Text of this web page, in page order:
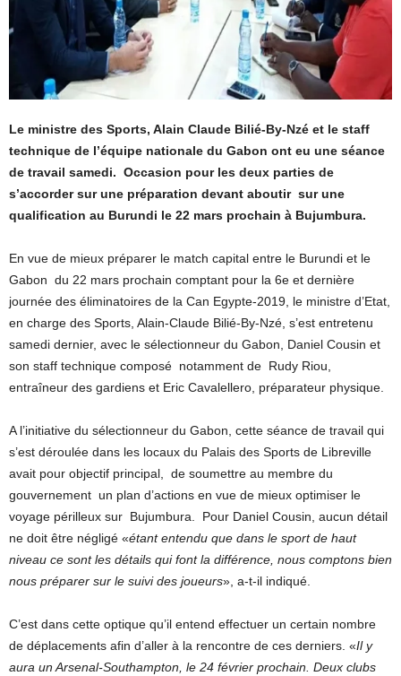
Le ministre des Sports, Alain Claude Bilié-By-Nzé et le staff
technique de l’équipe nationale du Gabon ont eu une séance
de travail samedi. Occasion pour les deux parties de
s’accorder sur une préparation devant aboutir sur une
qualification au Burundi le 22 mars prochain à Bujumbura.
En vue de mieux préparer le match capital entre le Burundi et le
Gabon du 22 mars prochain comptant pour la 6e et dernière
journée des éliminatoires de la Can Egypte-2019, le ministre d’Etat,
en charge des Sports, Alain-Claude Bilié-By-Nzé, s’est entretenu
samedi dernier, avec le sélectionneur du Gabon, Daniel Cousin et
son staff technique composé notamment de Rudy Riou,
entraîneur des gardiens et Eric Cavalellero, préparateur physique.
A l’initiative du sélectionneur du Gabon, cette séance de travail qui
s’est déroulée dans les locaux du Palais des Sports de Libreville
avait pour objectif principal, de soumettre au membre du
gouvernement un plan d’actions en vue de mieux optimiser le
voyage périlleux sur Bujumbura. Pour Daniel Cousin, aucun détail
ne doit être négligé «étant entendu que dans le sport de haut
niveau ce sont les détails qui font la différence, nous comptons bien
nous préparer sur le suivi des joueurs», a-t-il indiqué.
C’est dans cette optique qu’il entend effectuer un certain nombre
de déplacements afin d’aller à la rencontre de ces derniers. «Il y
aura un Arsenal-Southampton, le 24 février prochain. Deux clubs